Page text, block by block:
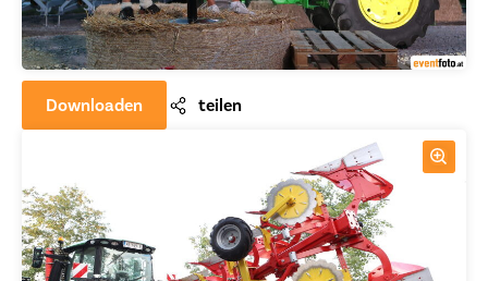
Downloaden teilen